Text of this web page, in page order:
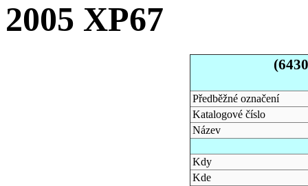
2005 XP67
Předběžné označení
Katalogové číslo
Název
Kdy
Kde